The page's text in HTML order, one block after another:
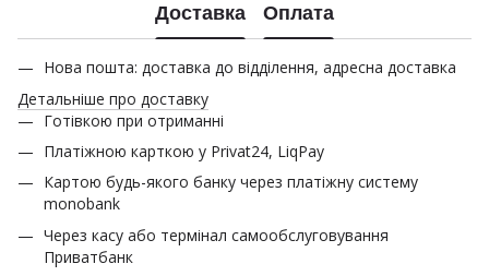
Доставка Оплата
Нова пошта: доставка до відділення, адресна доставка
Детальніше про доставку
Готівкою при отриманні
Платіжною карткою у Privat24, LiqPay
Картою будь-якого банку через платіжну систему
monobank
Через касу або термінал самообслуговування
Приватбанк